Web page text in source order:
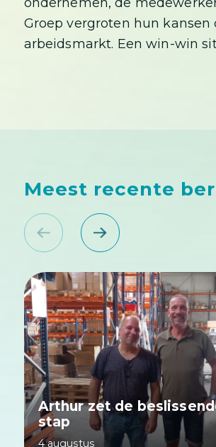
Groep vergroten hun kansen
arbeidsmarkt. Een win-win
Meest recente
Arthur zet de
stap
4 augustus